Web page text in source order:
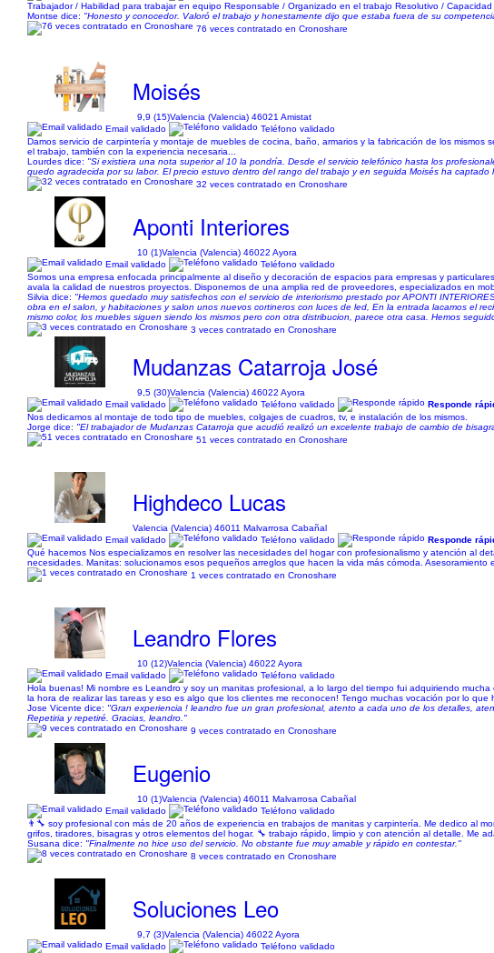
Trabajador / Habilidad para trabajar en equipo Responsable / Organizado en el trabajo Resolutivo /
Montse dice: "Honesto y conocedor. Valoró el trabajo y honestamente dijo que estaba fuera de su
76 veces contratado en Cronoshare
Moisés
9,9 (15)Valencia (Valencia) 46021 Amistat
Email validado
Teléfono validado
Damos servicio de carpintería y montaje de muebles de cocina, baño, armarios y la fabricación de los
el trabajo, también con la experiencia necesaria...
Lourdes dice: "Si existiera una nota superior al 10 la pondría. Desde el servicio telefónico hasta los
quedo agradecida por su labor. El precio estuvo dentro del rango del trabajo y en seguida Moisés ha
32 veces contratado en Cronoshare
Aponti Interiores
10 (1)Valencia (Valencia) 46022 Ayora
Email validado
Teléfono validado
Somos una empresa enfocada principalmente al diseño y decoración de espacios para empresas y
avala la calidad de nuestros proyectos. Disponemos de una amplia red de proveedores, especializados en
Silvia dice: "Hemos quedado muy satisfechos con el servicio de interiorismo prestado por APONTI
obra en el salon, y habitaciones y salon unos nuevos cortineros con luces de led, En la entrada lacamos el
mismo color, los muebles siguen siendo los mismos pero con otra distribucion, parece otra casa. Hemos
3 veces contratado en Cronoshare
Mudanzas Catarroja José
9,5 (30)Valencia (Valencia) 46022 Ayora
Email validado
Teléfono validado
Responde
Nos dedicamos al montaje de todo tipo de muebles, colgajes de cuadros, tv, e instalación de los mismos.
Jorge dice: "El trabajador de Mudanzas Catarroja que acudió realizó un excelente trabajo de cambio de
51 veces contratado en Cronoshare
Highdeco Lucas
Valencia (Valencia) 46011 Malvarrosa Cabañal
Email validado
Teléfono validado
Responde
Qué hacemos Nos especializamos en resolver las necesidades del hogar con profesionalismo y atención al
necesidades. Manitas: solucionamos esos pequeños arreglos que hacen la vida más cómoda. Asesoramiento
1 veces contratado en Cronoshare
Leandro Flores
10 (12)Valencia (Valencia) 46022 Ayora
Email validado
Teléfono validado
Hola buenas! Mi nombre es Leandro y soy un manitas profesional, a lo largo del tiempo fui adquiriendo
la hora de realizar las tareas y eso es algo que los clientes me reconocen! Tengo muchas vocación por lo
Jose Vicente dice: "Gran experiencia ! leandro fue un gran profesional, atento a cada uno de los detalles,
Repetiria y repetiré. Gracias, leandro."
9 veces contratado en Cronoshare
Eugenio
10 (1)Valencia (Valencia) 46011 Malvarrosa Cabañal
Email validado
Teléfono validado
👨‍🔧 soy profesional con más de 20 años de experiencia en trabajos de manitas y carpintería. Me dedico al
grifos, tiradores, bisagras y otros elementos del hogar. 🔧 trabajo rápido, limpio y con atención al detalle. Me
Susana dice: "Finalmente no hice uso del servicio. No obstante fue muy amable y rápido en contestar."
8 veces contratado en Cronoshare
Soluciones Leo
9,7 (3)Valencia (Valencia) 46022 Ayora
Email validado
Teléfono validado